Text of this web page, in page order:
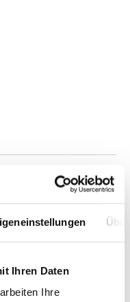
Ihren Daten
Ihre